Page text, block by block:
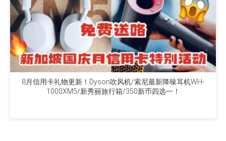
8月信用卡礼物更新！Dyson吹风机/索尼最新降噪耳机WH-
1000XM5/新秀丽旅行箱/350新币四选一！